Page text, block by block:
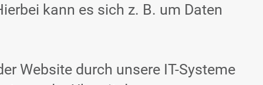
kann es sich z. B. um Daten
Website durch unsere IT-Systeme